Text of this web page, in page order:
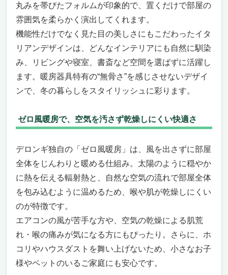
丸みを帯びたフォルムが印象的で、置くだけで部屋の
雰囲気を柔らかく演出してくれます。
機能性だけでなく見た目の美しさにもこだわったイタ
リアンデザインは、どんなインテリアにも自然に馴染
み、リビングや寝室、書斎など空間を選ばずに活躍し
ます。暖房器具特有の“無骨さ”を感じさせないデザイ
ンで、冬の暮らしをスタイリッシュに彩ります。
ゼロ風暖房で、空気を汚さず乾燥しにくい快適さ
デロンギ独自の「ゼロ風暖房」は、風を出さずに部屋
全体をじんわりと暖める仕組み。太陽のように穏やか
に熱を伝える輻射熱と、自然な空気の流れで部屋全体
を包み込むように温めるため、喉や肌が乾燥しにくい
のが特徴です。
エアコンの風が苦手な方や、空気の乾燥による肌荒
れ・喉の痛みが気になる方にもぴったり。さらに、ホ
コリやハウスダストを舞い上げないため、小さなお子
様やペットのいるご家庭にも安心です。